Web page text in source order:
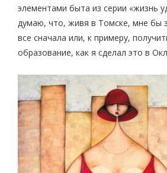
элементами быта из серии «жизнь
думаю, что, живя в Томске, мне бы
все сначала или, к примеру,
образование, как я сделал это в